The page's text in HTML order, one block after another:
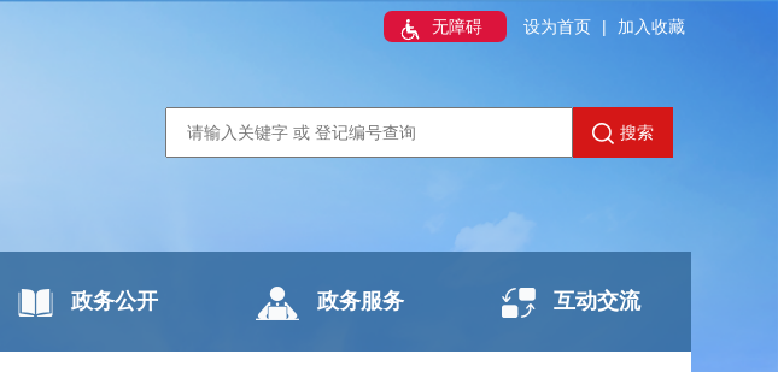
无障碍 设为首页 | 加入收藏
搜索
政务公开 政务服务 互动交流